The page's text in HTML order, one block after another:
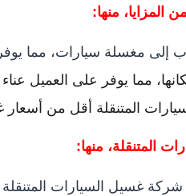
المزايا، منها:
إلى مغسلة سيارات، مما
مما يوفر على العميل
المتنقلة أقل من أسعار
المتنقلة، منها:
غسيل السيارات